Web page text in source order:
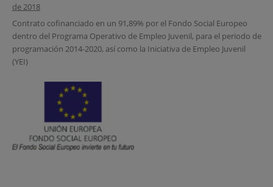
de 2018
Contrato cofinanciado en un 91,89% por el Fondo Social Europeo
dentro del Programa Operativo de Empleo Juvenil, para el periodo de
programación 2014-2020, así como la Iniciativa de Empleo Juvenil
(YEI)